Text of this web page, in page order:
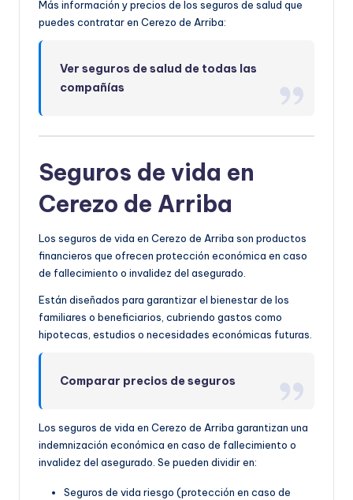
Más información y precios de los seguros de salud que
puedes contratar en Cerezo de Arriba:
Ver seguros de salud de todas las
compañías
Seguros de vida en
Cerezo de Arriba
Los seguros de vida en Cerezo de Arriba son productos
financieros que ofrecen protección económica en caso
de fallecimiento o invalidez del asegurado.
Están diseñados para garantizar el bienestar de los
familiares o beneficiarios, cubriendo gastos como
hipotecas, estudios o necesidades económicas futuras.
Comparar precios de seguros
Los seguros de vida en Cerezo de Arriba garantizan una
indemnización económica en caso de fallecimiento o
invalidez del asegurado. Se pueden dividir en:
Seguros de vida riesgo (protección en caso de